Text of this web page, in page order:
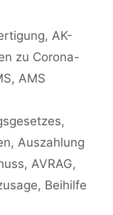
,AK-
zu Corona-
, AMS
,
, Auszahlung
, AVRAG,
, Beihilfe